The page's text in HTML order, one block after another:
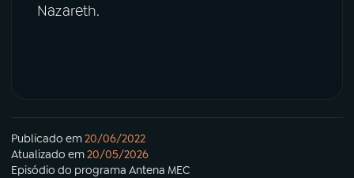
Nazareth.
Publicado em20/06/2022
Atualizado em20/05/2026
Episódio do programa Antena MEC